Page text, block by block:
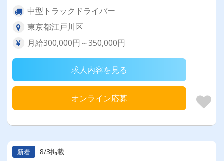
中型トラックドライバー
東京都江戸川区
月給300,000円～350,000円
求人内容を見る
オンライン応募
新着 8/3掲載